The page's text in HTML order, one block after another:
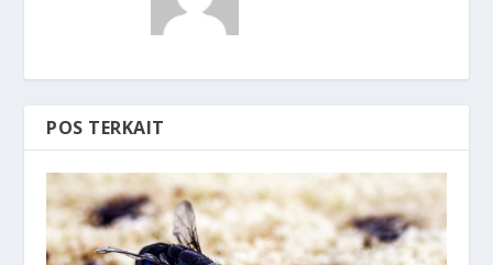
POS TERKAIT